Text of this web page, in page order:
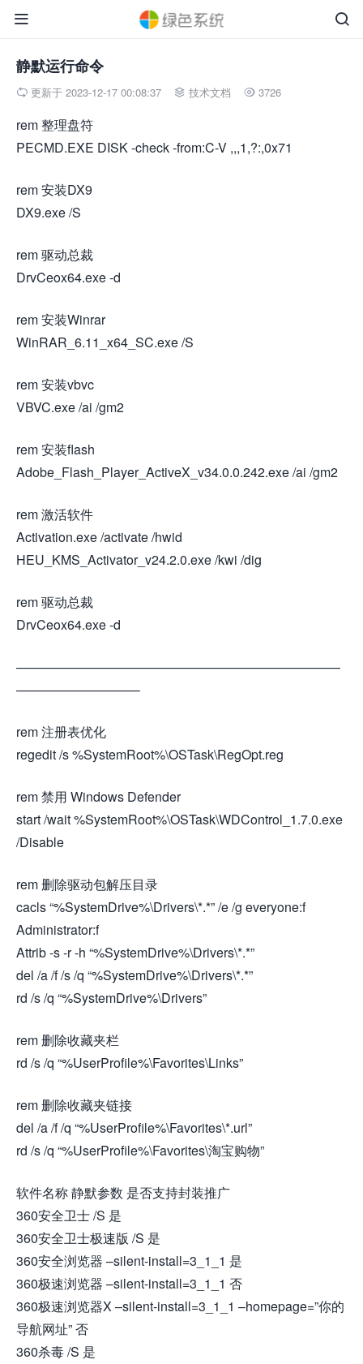


静默运行命令
 更新于 2023-12-17 00:08:37  技术文档  3726
rem 整理盘符
PECMD.EXE DISK -check -from:C-V ,,,1,?:,0x71
rem 安装DX9
DX9.exe /S
rem 驱动总裁
DrvCeox64.exe -d
rem 安装Winrar
WinRAR_6.11_x64_SC.exe /S
rem 安装vbvc
VBVC.exe /ai /gm2
rem 安装flash
Adobe_Flash_Player_ActiveX_v34.0.0.242.exe /ai /gm2
rem 激活软件
Activation.exe /activate /hwid
HEU_KMS_Activator_v24.2.0.exe /kwi /dig
rem 驱动总裁
DrvCeox64.exe -d
—————————————————————————
—————————–
rem 注册表优化
regedit /s %SystemRoot%\OSTask\RegOpt.reg
rem 禁用 Windows Defender
start /wait %SystemRoot%\OSTask\WDControl_1.7.0.exe
/Disable
rem 删除驱动包解压目录
cacls “%SystemDrive%\Drivers\*.*” /e /g everyone:f
Administrator:f
Attrib -s -r -h “%SystemDrive%\Drivers\*.*”
del /a /f /s /q “%SystemDrive%\Drivers\*.*”
rd /s /q “%SystemDrive%\Drivers”
rem 删除收藏夹栏
rd /s /q “%UserProfile%\Favorites\Links”
rem 删除收藏夹链接
del /a /f /q “%UserProfile%\Favorites\*.url”
rd /s /q “%UserProfile%\Favorites\淘宝购物”
软件名称 静默参数 是否支持封装推广
360安全卫士 /S 是
360安全卫士极速版 /S 是
360安全浏览器 –silent-install=3_1_1 是
360极速浏览器 –silent-install=3_1_1 否
360极速浏览器X –silent-install=3_1_1 –homepage=”你的
导航网址” 否
360杀毒 /S 是